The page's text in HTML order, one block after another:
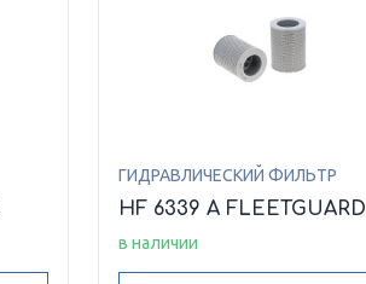
ГИДРАВЛИЧЕСКИЙ ФИЛЬТР
HF 6339 A FLEETGUARD
в наличии